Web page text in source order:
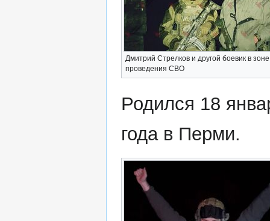
Дмитрий Стрелков и другой боевик в зоне
проведения СВО
Родился 18
года в Перми.